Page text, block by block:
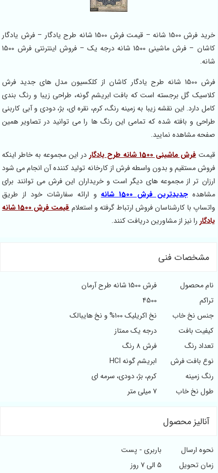
خرید فرش 1500 شانه – قیمت فرش 1500 شانه طرح یادگار – فرش یادگار
کاشان – فرش ماشینی 1500 شانه درجه یک – فروش اینترنتی فرش 1500
شانه.
فرش 1500 شانه طرح یادگار کاشان از کلکسیون مدل های جدید فرش
کلاسیک گل برجسته است که بافت ابریشم گونه، طراحی زیبا و رنگ بندی
کامل دارد. این نقشه زیبا به زمینه رنگ، کرم، نقره ای، بژ، دودی و آبی کاربنی
طراحی و بافته شده که تمامی این رنگ ها را می توانید در تصاویر همین
صفحه مشاهده نمایید.
قیمتفرش ماشینی 1500 شانه طرح یادگار
در این مجموعه به خاطر اینکه
فروش مستقیم و بدون واسطه فرش از کارخانه تولید کننده آن انجام می شود
ارزان تر از مجموعه های دیگر است و خریداران این فرش می توانند برای
مشاهدهجدیدترین فرش 1500 شانه
و ارائه سفارشات خود از طریق
واتساپ با کارشناسان فروش ارتباط گرفته و استعلام
قیمت فرش 1500 شانه
یادگار را نیز از مشاورین دریافت کنند.
مشخصات فنی
نام محصول
فرش 1500 شانه طرح آرمان
تراکم
4500
جنس نخ خاب
نخ اکریلیک 100% و نخ هایبالک
کیفیت بافت
درجه یک ممتاز
تعداد رنگ
فرش 8 رنگ
نوع بافت فرش
ابریشم گونه HCI
رنگ زمینه
کرم، بژ، دودی، سرمه ای
طول نخ خاب
7 میلی متر
آنالیز محصول
نحوه ارسال
باربری - پست
زمان تحویل
5 الی 7 روز